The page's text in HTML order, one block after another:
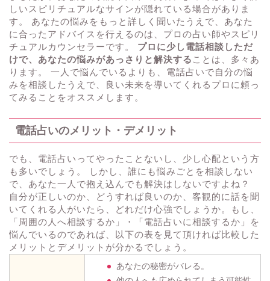
しいスピリチュアルなサインが隠れている場合がありま
す。 あなたの悩みをもっと詳しく聞いたうえで、あなた
に合ったアドバイスを行えるのは、プロの占い師やスピリ
チュアルカウンセラーです。 プロに少し電話相談しただ
けで、あなたの悩みがあっさりと解決する ことは、多々あ
ります。 一人で悩んでいるよりも、電話占いで自分の悩
みを相談したうえで、良い未来を導いてくれるプロに頼っ
てみることをオススメします。
電話占いのメリット・デメリット
でも、電話占いってやったことないし、少し心配という方
も多いでしょう。 しかし、誰にも悩みごとを相談しない
で、あなた一人で抱え込んでも解決はしないですよね？
自分が正しいのか、どうすれば良いのか、客観的に話を聞
いてくれる人がいたら、どれだけ心強でしょうか。もし、
「周囲の人へ相談するか」・「電話占いに相談するか」を
悩んでいるのであれば、以下の表を見て頂ければ比較した
メリットとデメリットが分かるでしょう。
あなたの秘密がバレる。